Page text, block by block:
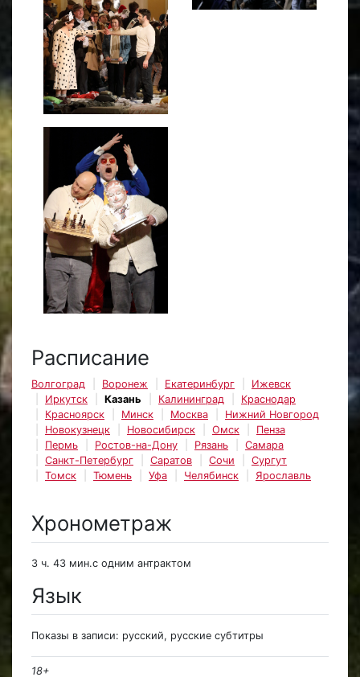
Расписание
Волгоград Воронеж Екатеринбург
Ижевск
Иркутск
Казань Калининград
Краснодар
Красноярск
Минск Москва
Нижний Новгород
Новокузнецк
Новосибирск Омск
Пенза
Пермь
Ростов-на-Дону Рязань
Самара
Санкт-Петербург
Саратов Сочи
Сургут
Томск
Тюмень Уфа Челябинск Ярославль
Хронометраж
3 ч. 43 мин.с одним антрактом
Язык
Показы в записи: русский, русские субтитры
18+